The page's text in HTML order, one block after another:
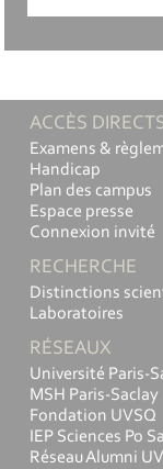
ACCÈS
Examens &
Handicap
Plan des campus
Espace presse
Connexion invité
RECHERCHE
Distinctions
Laboratoires
RÉSEAUX
Université Paris-
MSH Paris-Saclay
Fondation UVSQ
IEP Sciences Po
Réseau Alumni